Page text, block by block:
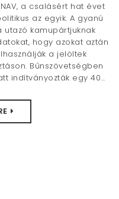
a csalásért hat évet
az egyik. A gyanú
kamupártjuknak
hogy azokat aztán
a jelöltek
Bűnszövetségben
indítványozták egy 40...